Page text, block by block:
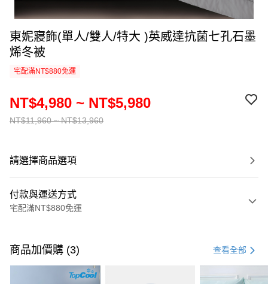
東妮寢飾(單人/雙人/特大 )英威達抗菌七孔石墨
烯冬被
宅配滿NT$880免運
NT$11,960 ~ NT$13,960
NT$4,980 ~ NT$5,980
請選擇商品選項
付款與運送方式
宅配滿NT$880免運
信用卡一次付款
商品加價購 (3) 查看全部